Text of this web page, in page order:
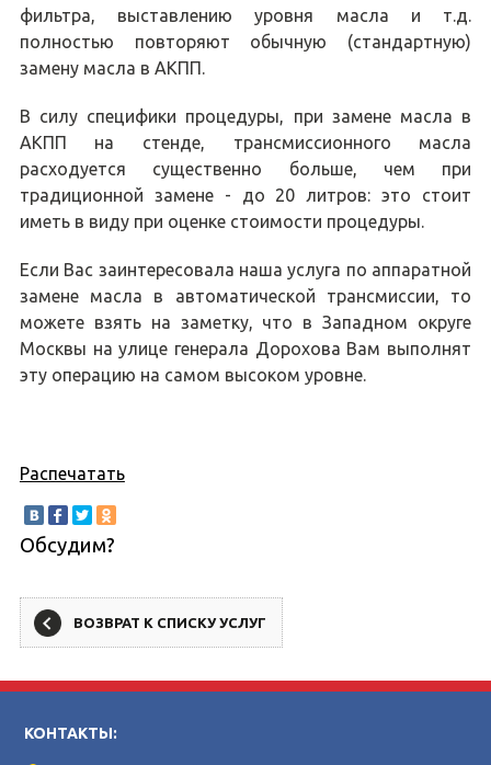
фильтра, выставлению уровня масла и т.д.
полностью повторяют обычную (стандартную)
замену масла в АКПП.
В силу специфики процедуры, при замене масла в
АКПП на стенде, трансмиссионного масла
расходуется существенно больше, чем при
традиционной замене - до 20 литров: это стоит
иметь в виду при оценке стоимости процедуры.
Если Вас заинтересовала наша услуга по аппаратной
замене масла в автоматической трансмиссии, то
можете взять на заметку, что в Западном округе
Москвы на улице генерала Дорохова Вам выполнят
эту операцию на самом высоком уровне.
Распечатать
Обсудим?
ВОЗВРАТ К СПИСКУ УСЛУГ
КОНТАКТЫ: